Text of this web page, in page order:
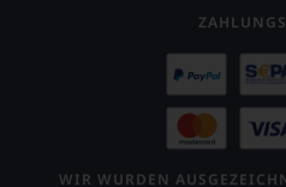
WIR WURDEN